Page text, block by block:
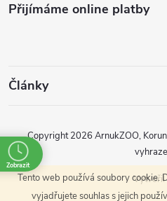
Tento web používá soubory cookie.
vyjadřujete souhlas s jejich
p
í
Přijímáme online platby
Články
Vytvořil
Copyright 2026 ArnukZOO,
Zobrazit